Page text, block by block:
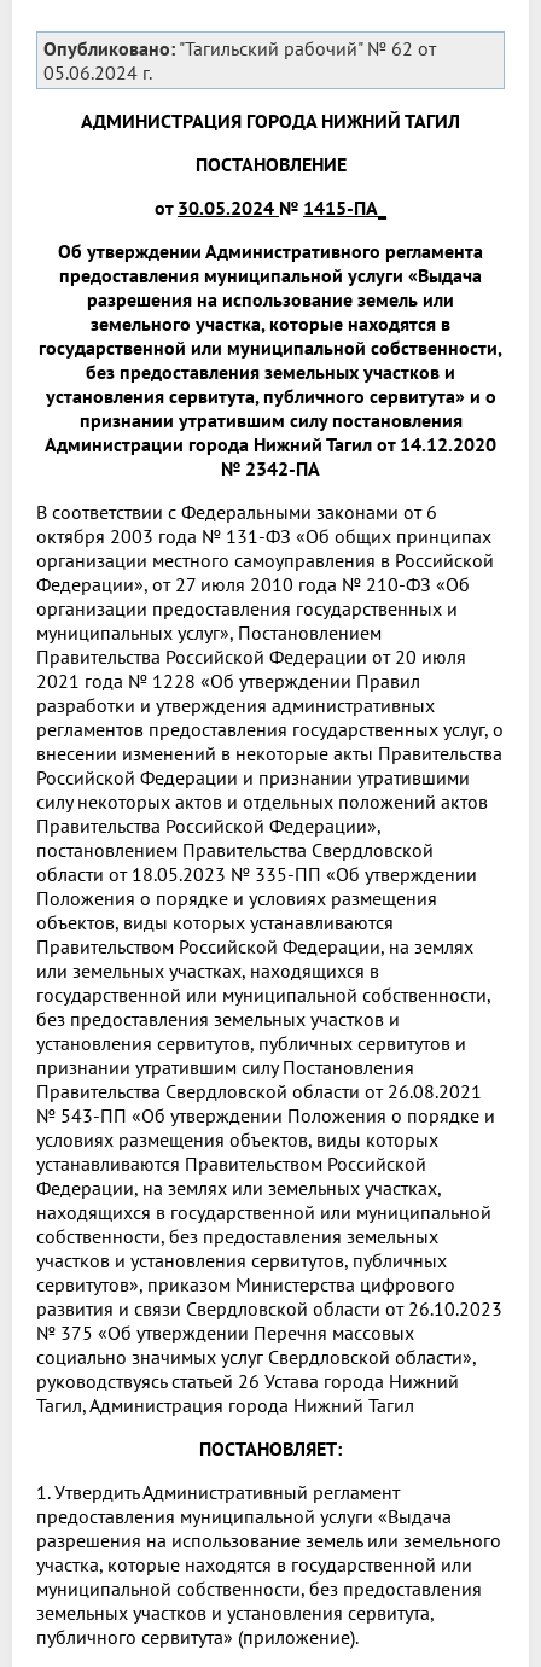
Опубликовано: "Тагильский рабочий" № 62 от
05.06.2024 г.
АДМИНИСТРАЦИЯ ГОРОДА НИЖНИЙ ТАГИЛ
ПОСТАНОВЛЕНИЕ
от 30.05.2024 № 1415-ПА_
Об утверждении Административного регламента
предоставления муниципальной услуги «Выдача
разрешения на использование земель или
земельного участка, которые находятся в
государственной или муниципальной собственности,
без предоставления земельных участков и
установления сервитута, публичного сервитута» и о
признании утратившим силу постановления
Администрации города Нижний Тагил от 14.12.2020
№ 2342-ПА
В соответствии с Федеральными законами от 6
октября 2003 года № 131-ФЗ «Об общих принципах
организации местного самоуправления в Российской
Федерации», от 27 июля 2010 года № 210-ФЗ «Об
организации предоставления государственных и
муниципальных услуг», Постановлением
Правительства Российской Федерации от 20 июля
2021 года № 1228 «Об утверждении Правил
разработки и утверждения административных
регламентов предоставления государственных услуг, о
внесении изменений в некоторые акты Правительства
Российской Федерации и признании утратившими
силу некоторых актов и отдельных положений актов
Правительства Российской Федерации»,
постановлением Правительства Свердловской
области от 18.05.2023 № 335-ПП «Об утверждении
Положения о порядке и условиях размещения
объектов, виды которых устанавливаются
Правительством Российской Федерации, на землях
или земельных участках, находящихся в
государственной или муниципальной собственности,
без предоставления земельных участков и
установления сервитутов, публичных сервитутов и
признании утратившим силу Постановления
Правительства Свердловской области от 26.08.2021
№ 543-ПП «Об утверждении Положения о порядке и
условиях размещения объектов, виды которых
устанавливаются Правительством Российской
Федерации, на землях или земельных участках,
находящихся в государственной или муниципальной
собственности, без предоставления земельных
участков и установления сервитутов, публичных
сервитутов», приказом Министерства цифрового
развития и связи Свердловской области от 26.10.2023
№ 375 «Об утверждении Перечня массовых
социально значимых услуг Свердловской области»,
руководствуясь статьей 26 Устава города Нижний
Тагил, Администрация города Нижний Тагил
ПОСТАНОВЛЯЕТ:
1. Утвердить Административный регламент
предоставления муниципальной услуги «Выдача
разрешения на использование земель или земельного
участка, которые находятся в государственной или
муниципальной собственности, без предоставления
земельных участков и установления сервитута,
публичного сервитута» (приложение).